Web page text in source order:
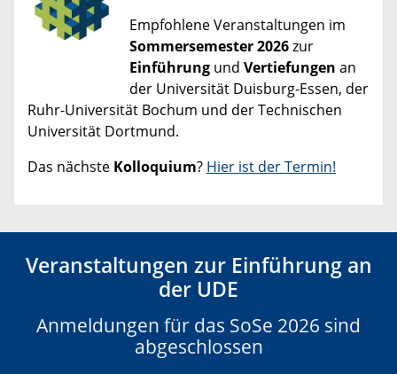
Empfohlene Veranstaltungen im
Sommersemester 2026zur
Einführung und Vertiefungen an
der Universität Duisburg-Essen, der
Ruhr-Universität Bochum und der Technischen
Universität Dortmund.
Das nächste Kolloquium? Hier ist der Termin!
Veranstaltungen zur Einführung an
der UDE
Anmeldungen für das SoSe 2026 sind
abgeschlossen